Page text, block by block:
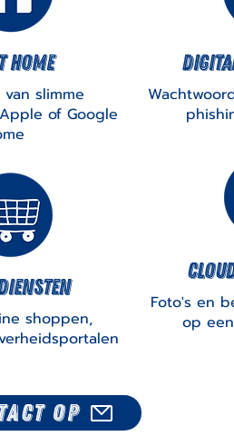
home
slimme
of Google
shoppen,
Foto's en
op
op